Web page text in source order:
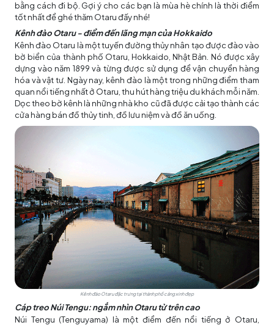
bằng cách đi bộ. Gợi ý cho các bạn là mùa hè chính là thời điểm
tốt nhất để ghé thăm Otaru đấy nhé!
Kênh đào Otaru - điểm đến lãng mạn của Hokkaido
Kênh đào Otaru là một tuyến đường thủy nhân tạo được đào vào
bờ biển của thành phố Otaru, Hokkaido, Nhật Bản. Nó được xây
dựng vào năm 1899 và từng được sử dụng để vận chuyển hàng
hóa và vật tư. Ngày nay, kênh đào là một trong những điểm tham
quan nổi tiếng nhất ở Otaru, thu hút hàng triệu du khách mỗi năm.
Dọc theo bờ kênh là những nhà kho cũ đã được cải tạo thành các
cửa hàng bán đồ thủy tinh, đồ lưu niệm và đồ ăn uống.
Kênh đào Otaru đặc trưng tại thành phố cảng xinh đẹp
Cáp treo Núi Tengu: ngắm nhìn Otaru từ trên cao
Núi Tengu (Tenguyama) là một điểm đến nổi tiếng ở Otaru,